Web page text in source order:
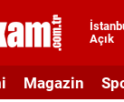
Açık
Magazin